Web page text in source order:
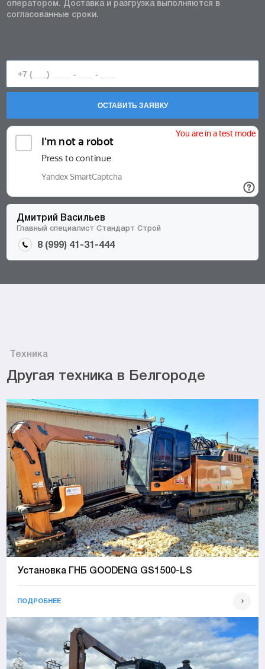
оператором. Доставка и разгрузка выполняются в
согласованные сроки.
ОСТАВИТЬ ЗАЯВКУ
Дмитрий Васильев
Главный специалист Стандарт Строй
8 (999) 41-31-444
Техника
Другая техника в Белгороде
Установка ГНБ GOODENG GS1500-LS
ПОДРОБНЕЕ